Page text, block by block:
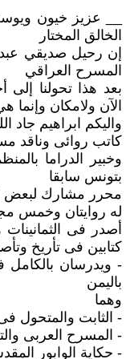
__ عزيز خيون
الخالق المختار
إن رحيل صديقي
المسرح العراقي
بعد هذا تحولنا إلى
الآن ولامكان وإنما
واليكم ابراهيم جاد
كاتب روائى
وخبير الدراما
بتونس سابقا
محرر مشارك لبعض
له روايتان وخمس
أصدر فى
كتابين فى تأريخ
- ويدرسان
باليمن
وهما
- الثابت والمتحول
- المسرح العربى
- حكاية الوابور